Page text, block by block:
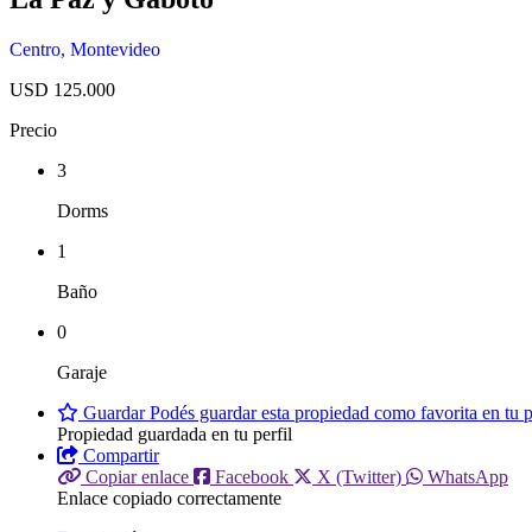
Centro, Montevideo
USD 125.000
Precio
3
Dorms
1
Baño
0
Garaje
GuardarPodés guardar esta propiedad como favorita en tu
Propiedad guardada en tu perfil
Compartir
Copiar enlace
Facebook X (Twitter)
WhatsApp
Enlace copiado correctamente